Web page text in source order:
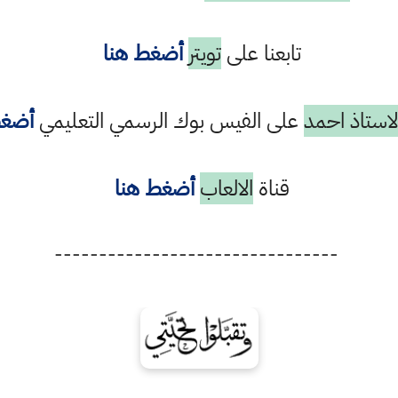
تابعنا علىتويتر أضغط هنا
احمدعلى الفيس بوك الرسمي التعليمي
قناة الالعاب أضغط هنا
--------------------------------